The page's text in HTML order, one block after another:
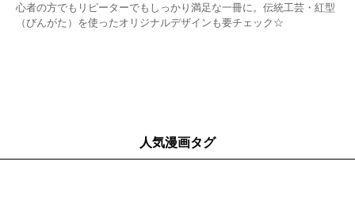
島唄居酒屋
バラマキみやげ
沖縄美ら海水族館・古宇利島周辺
那覇空港周辺
心者の方でもリピーターでもしっかり満足な一冊に。伝統工芸・紅型
（びんがた）を使ったオリジナルデザインも要チェック☆
人気漫画タグ